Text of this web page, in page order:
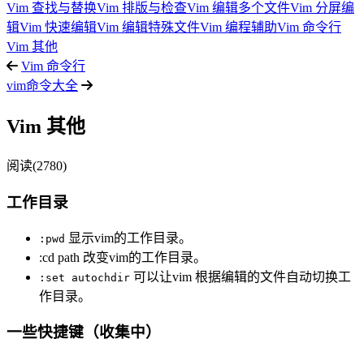
Vim 查找与替换Vim 排版与检查Vim 编辑多个文件Vim 分屏编
辑Vim 快速编辑Vim 编辑特殊文件Vim 编程辅助Vim 命令行
Vim 其他
Vim 命令行
vim命令大全
Vim 其他
阅读(2780)
工作目录
:pwd 显示vim的工作目录。
:cd path 改变vim的工作目录。
:set autochdir 可以让vim 根据编辑的文件自动切换工
作目录。
一些快捷键（收集中）